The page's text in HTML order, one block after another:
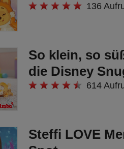
136
So klein, so
die Disney
614
Steffi LOVE